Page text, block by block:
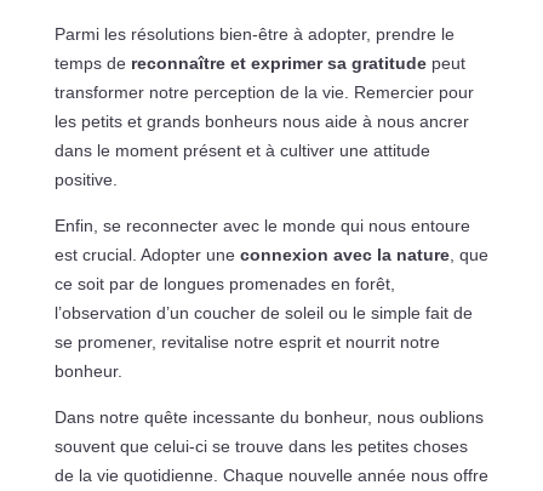
Parmi les résolutions bien-être à adopter, prendre le
temps de reconnaître et exprimer sa gratitudepeut
transformer notre perception de la vie. Remercier pour
les petits et grands bonheurs nous aide à nous ancrer
dans le moment présent et à cultiver une attitude
positive.
Enfin, se reconnecter avec le monde qui nous entoure
est crucial. Adopter une connexion avec la nature, que
ce soit par de longues promenades en forêt,
l’observation d’un coucher de soleil ou le simple fait de
se promener, revitalise notre esprit et nourrit notre
bonheur.
Dans notre quête incessante du bonheur, nous oublions
souvent que celui-ci se trouve dans les petites choses
de la vie quotidienne. Chaque nouvelle année nous offre